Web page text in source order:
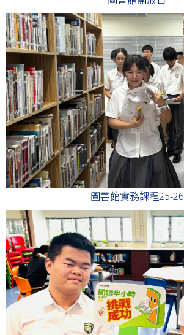
圖書館實務課程25-26